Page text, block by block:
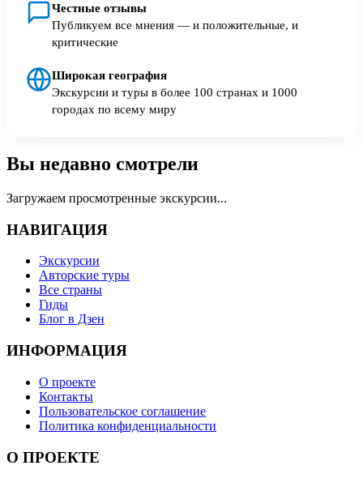
Честные отзывы
Публикуем все мнения — и положительные, и
критические
Широкая география
Экскурсии и туры в более 100 странах и 1000
городах по всему миру
Вы недавно смотрели
Загружаем просмотренные экскурсии...
НАВИГАЦИЯ
Экскурсии
Авторские туры
Все страны
Гиды
Блог в Дзен
ИНФОРМАЦИЯ
О проекте
Контакты
Пользовательское соглашение
Политика конфиденциальности
О ПРОЕКТЕ